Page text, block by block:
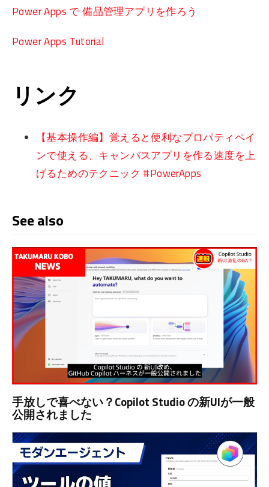
Power Apps で 備品管理アプリを作ろう
Power Apps Tutorial
リンク
【基本操作編】覚えると便利なプロパティペイ
ンで使える、キャンバスアプリを作る速度を上
げるためのテクニック #PowerApps
See also
手放しで喜べない？Copilot Studio の新UIが一般
公開されました